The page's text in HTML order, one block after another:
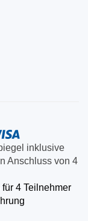
inklusive
Anschluss von 4
4 Teilnehmer